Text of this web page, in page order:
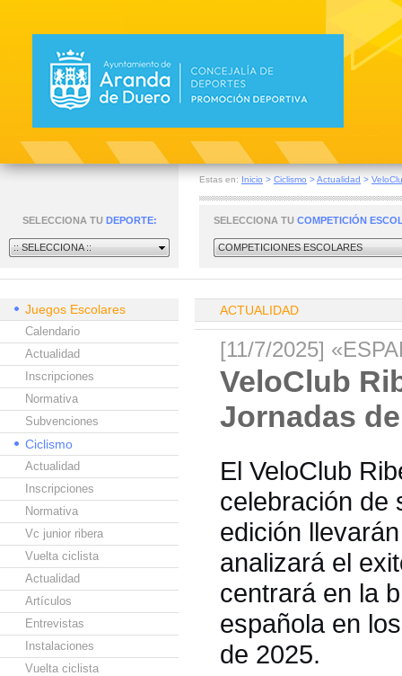
Estas en: Inicio > Ciclismo >Actualidad >
SELECCIONA TU DEPORTE:
:: SELECCIONA ::
SELECCIONA TU COMPETICIÓN
COMPETICIONES ESCOLARES
Juegos Escolares
Calendario
Actualidad
Inscripciones
Normativa
Subvenciones
Ciclismo
Actualidad
Inscripciones
Normativa
Vc junior ribera
Vuelta ciclista
Actualidad
Artículos
Entrevistas
Instalaciones
Vuelta ciclista
ACTUALIDAD
[11/7/2025]
VeloClub
Jornadas
El VeloClub
celebración de
edición
analizará el
centrará en la
española en
de 2025.